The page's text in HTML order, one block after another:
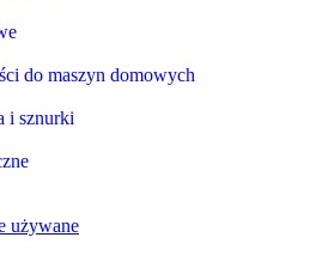
do maszyn domowych
i sznurki
używane